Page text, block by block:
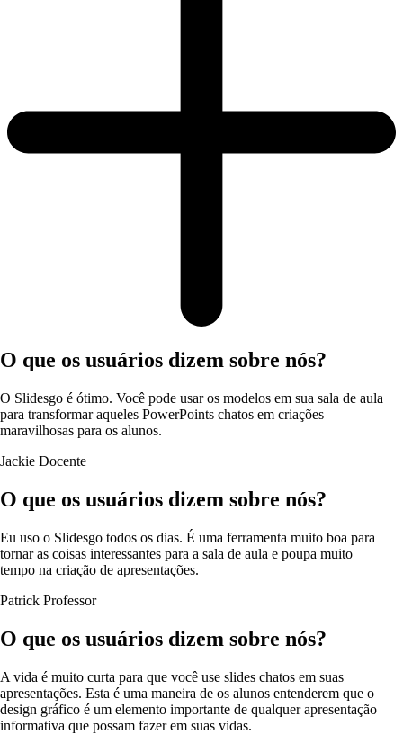
O que os usuários dizem sobre nós?
O Slidesgo é ótimo. Você pode usar os modelos em sua sala de aula
para transformar aqueles PowerPoints chatos em criações
maravilhosas para os alunos.
Jackie Docente
O que os usuários dizem sobre nós?
Eu uso o Slidesgo todos os dias. É uma ferramenta muito boa para
tornar as coisas interessantes para a sala de aula e poupa muito
tempo na criação de apresentações.
Patrick Professor
O que os usuários dizem sobre nós?
A vida é muito curta para que você use slides chatos em suas
apresentações. Esta é uma maneira de os alunos entenderem que o
design gráfico é um elemento importante de qualquer apresentação
informativa que possam fazer em suas vidas.